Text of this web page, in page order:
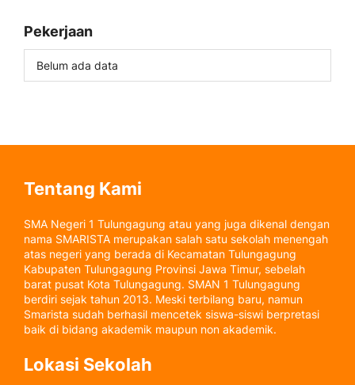
Pekerjaan
Belum ada data
Tentang Kami
SMA Negeri 1 Tulungagung atau yang juga dikenal dengan
nama SMARISTA merupakan salah satu sekolah menengah
atas negeri yang berada di Kecamatan Tulungagung
Kabupaten Tulungagung Provinsi Jawa Timur, sebelah
barat pusat Kota Tulungagung. SMAN 1 Tulungagung
berdiri sejak tahun 2013. Meski terbilang baru, namun
Smarista sudah berhasil mencetek siswa-siswi berpretasi
baik di bidang akademik maupun non akademik.
Lokasi Sekolah